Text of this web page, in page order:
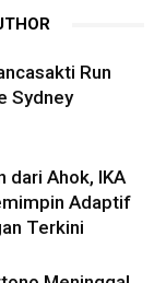
Run
Sydney
dari Ahok, IKA
Adaptif
Terkini